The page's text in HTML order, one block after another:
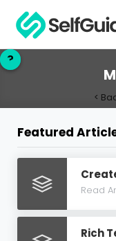
?
?
<
Featured
Read
Rich